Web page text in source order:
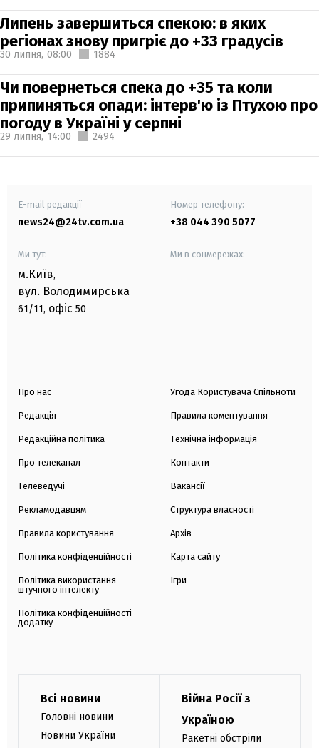
Липень завершиться спекою: в яких
регіонах знову пригріє до +33 градусів
30 липня, 08:00 1884
Чи повернеться спека до +35 та коли
припиняться опади: інтерв'ю із Птухою про
погоду в Україні у серпні
29 липня, 14:00 2494
E-mail редакції
news24@24tv.com.ua
Номер телефону:
+38 044 390 5077
Ми тут:
м.Київ,
вул. Володимирська
61/11, офіс 50
Ми в соцмережах:
Про нас
Редакція
Редакційна політика
Про телеканал
Телеведучі
Рекламодавцям
Правила користування
Політика конфіденційності
Політика використання
штучного інтелекту
Політика конфіденційності
додатку
Угода Користувача Спільноти
Правила коментування
Технічна інформація
Контакти
Вакансії
Структура власності
Архів
Карта сайту
Ігри
Всі новини
Головні новини
Новини України
Війна Росії з
Україною
Ракетні обстріли